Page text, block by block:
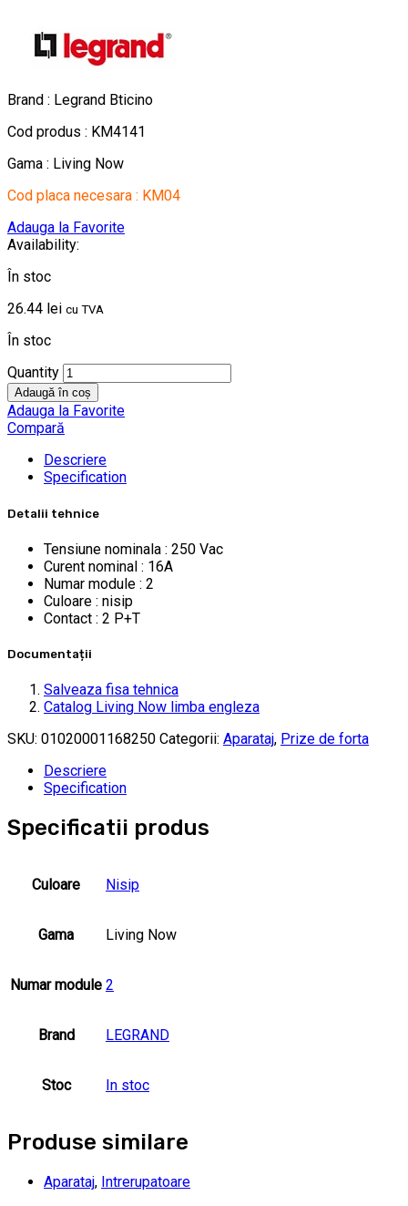
Brand : Legrand Bticino
Cod produs : KM4141
Gama : Living Now
Cod placa necesara : KM04
Adauga la Favorite
Availability:
În stoc
26.44 lei cu TVA
În stoc
Quantity
Adaugă în coș
Adauga la Favorite
Compară
Descriere
Specification
Detalii tehnice
Tensiune nominala : 250 Vac
Curent nominal : 16A
Numar module : 2
Culoare : nisip
Contact : 2 P+T
Documentații
Salveaza fisa tehnica
Catalog Living Now limba engleza
SKU: 01020001168250 Categorii: Aparataj, Prize de forta
Descriere
Specification
Specificatii produs
Culoare Nisip
Gama Living Now
Numar module 2
Brand LEGRAND
Stoc In stoc
Produse similare
Aparataj, Intrerupatoare